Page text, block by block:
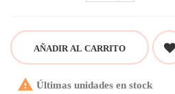
AÑADIR AL CARRITO
 Últimas unidades en stock